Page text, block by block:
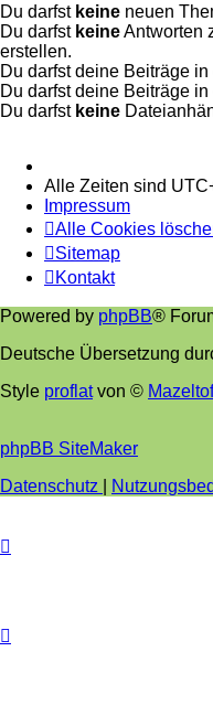
Du darfst keine neuen
Du darfst keineAntworten
erstellen.
Du darfst deine Beiträge
Du darfst deine Beiträge
Du darfst keine
Alle Zeiten sind
Impressum
Alle Cookies
Sitemap
Kontakt
Powered by phpBB®
Deutsche Übersetzung
Style proflatvon © Mazeltof
phpBB SiteMaker
Datenschutz